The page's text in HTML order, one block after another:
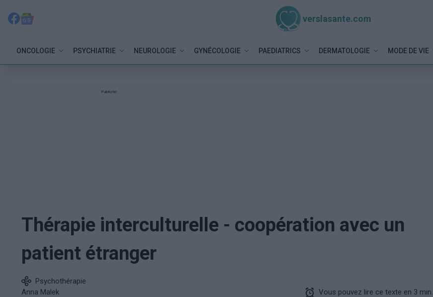
verslasante.com
ONCOLOGIE PSYCHIATRIE NEUROLOGIE GYNÉCOLOGIE PAEDIATRICS DERMATOLOGIE MODE DE VIE
Publicité:
Thérapie interculturelle - coopération avec un
patient étranger
Psychothérapie
Anna Malek
Vous pouvez lire ce texte en 3 min.